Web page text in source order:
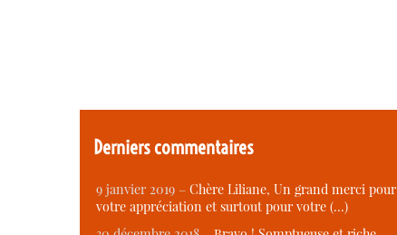
Derniers commentaires
9 janvier 2019 – Chère Liliane, Un grand merci pour
votre appréciation et surtout pour votre (…)